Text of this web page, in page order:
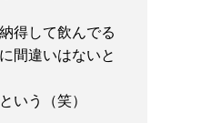
得して飲んでる
間違いはないと
いう（笑）